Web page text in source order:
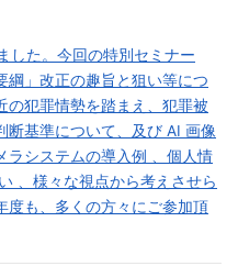
た。今回の特別セミナー
綱」改正の趣旨と狙い等につ
の犯罪情勢を踏まえ、犯罪被
断基準について、及び AI 画像
ラシステムの導入例 、個人情
、様々な視点から考えさせら
度も、多くの方々にご参加頂